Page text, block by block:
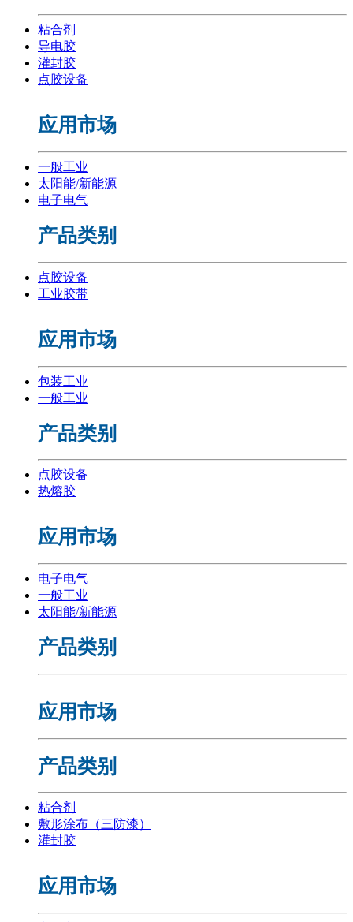
粘合剂
导电胶
灌封胶
点胶设备
应用市场
一般工业
太阳能/新能源
电子电气
产品类别
点胶设备
工业胶带
应用市场
包装工业
一般工业
产品类别
点胶设备
热熔胶
应用市场
电子电气
一般工业
太阳能/新能源
产品类别
应用市场
产品类别
粘合剂
敷形涂布（三防漆）
灌封胶
应用市场